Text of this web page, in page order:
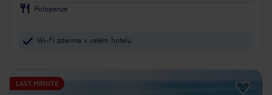
Polopenze
Wi-Fi zdarma v celém hotelu
LAST MINUTE